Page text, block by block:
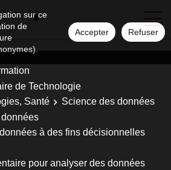
sur ce
de
Accepter Refuser
de Technologie
Santé
Science des données
à des fins décisionnelles
pour analyser des données